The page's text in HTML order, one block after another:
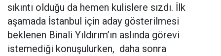
sıkıntı olduğu da hemen kulislere sızdı. İlk
aşamada İstanbul için aday gösterilmesi
beklenen Binali Yıldırım’ın aslında görevi
istemediği konuşulurken, daha sonra